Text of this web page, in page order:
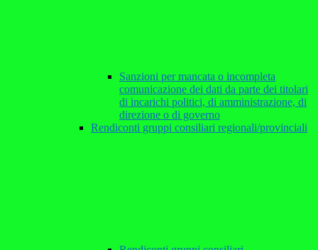
Sanzioni per mancata o incompleta
comunicazione dei dati da parte dei titolari
di incarichi politici, di amministrazione, di
direzione o di governo
Rendiconti gruppi consiliari regionali/provinciali